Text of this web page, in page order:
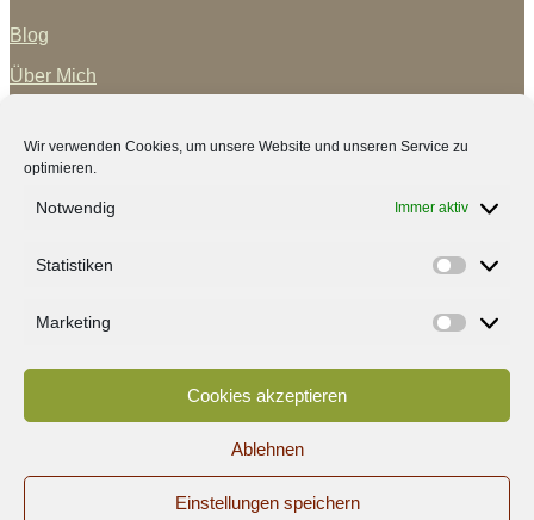
Wir verwenden Cookies, um unsere Website und unseren Service zu
optimieren.
Notwendig Immer aktiv
Statistiken
Marketing
Cookies akzeptieren
Ablehnen
Einstellungen speichern
Blog
Über Mich
Kontakt